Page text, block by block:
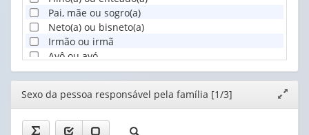
Pai, mãe ou sogro(a)
Neto(a) ou bisneto(a)
Irmão ou irmã
Avô ou avó
Outro parente
Agregado(a)
Convivente
Pensionista
Empregado(a) doméstico(a) e parente do(a)
Editor
janela
Sexo da pessoa responsável pela família [1/3]